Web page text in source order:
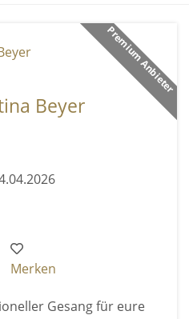
Premium Anbieter
Beyer
Merken
Gesang für eure